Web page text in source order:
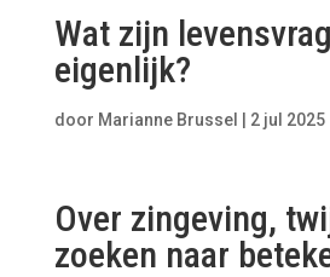
Wat zijn
eigenlijk?
door Marianne Brussel 2 jul 2025
Over zingeving,
zoeken naar